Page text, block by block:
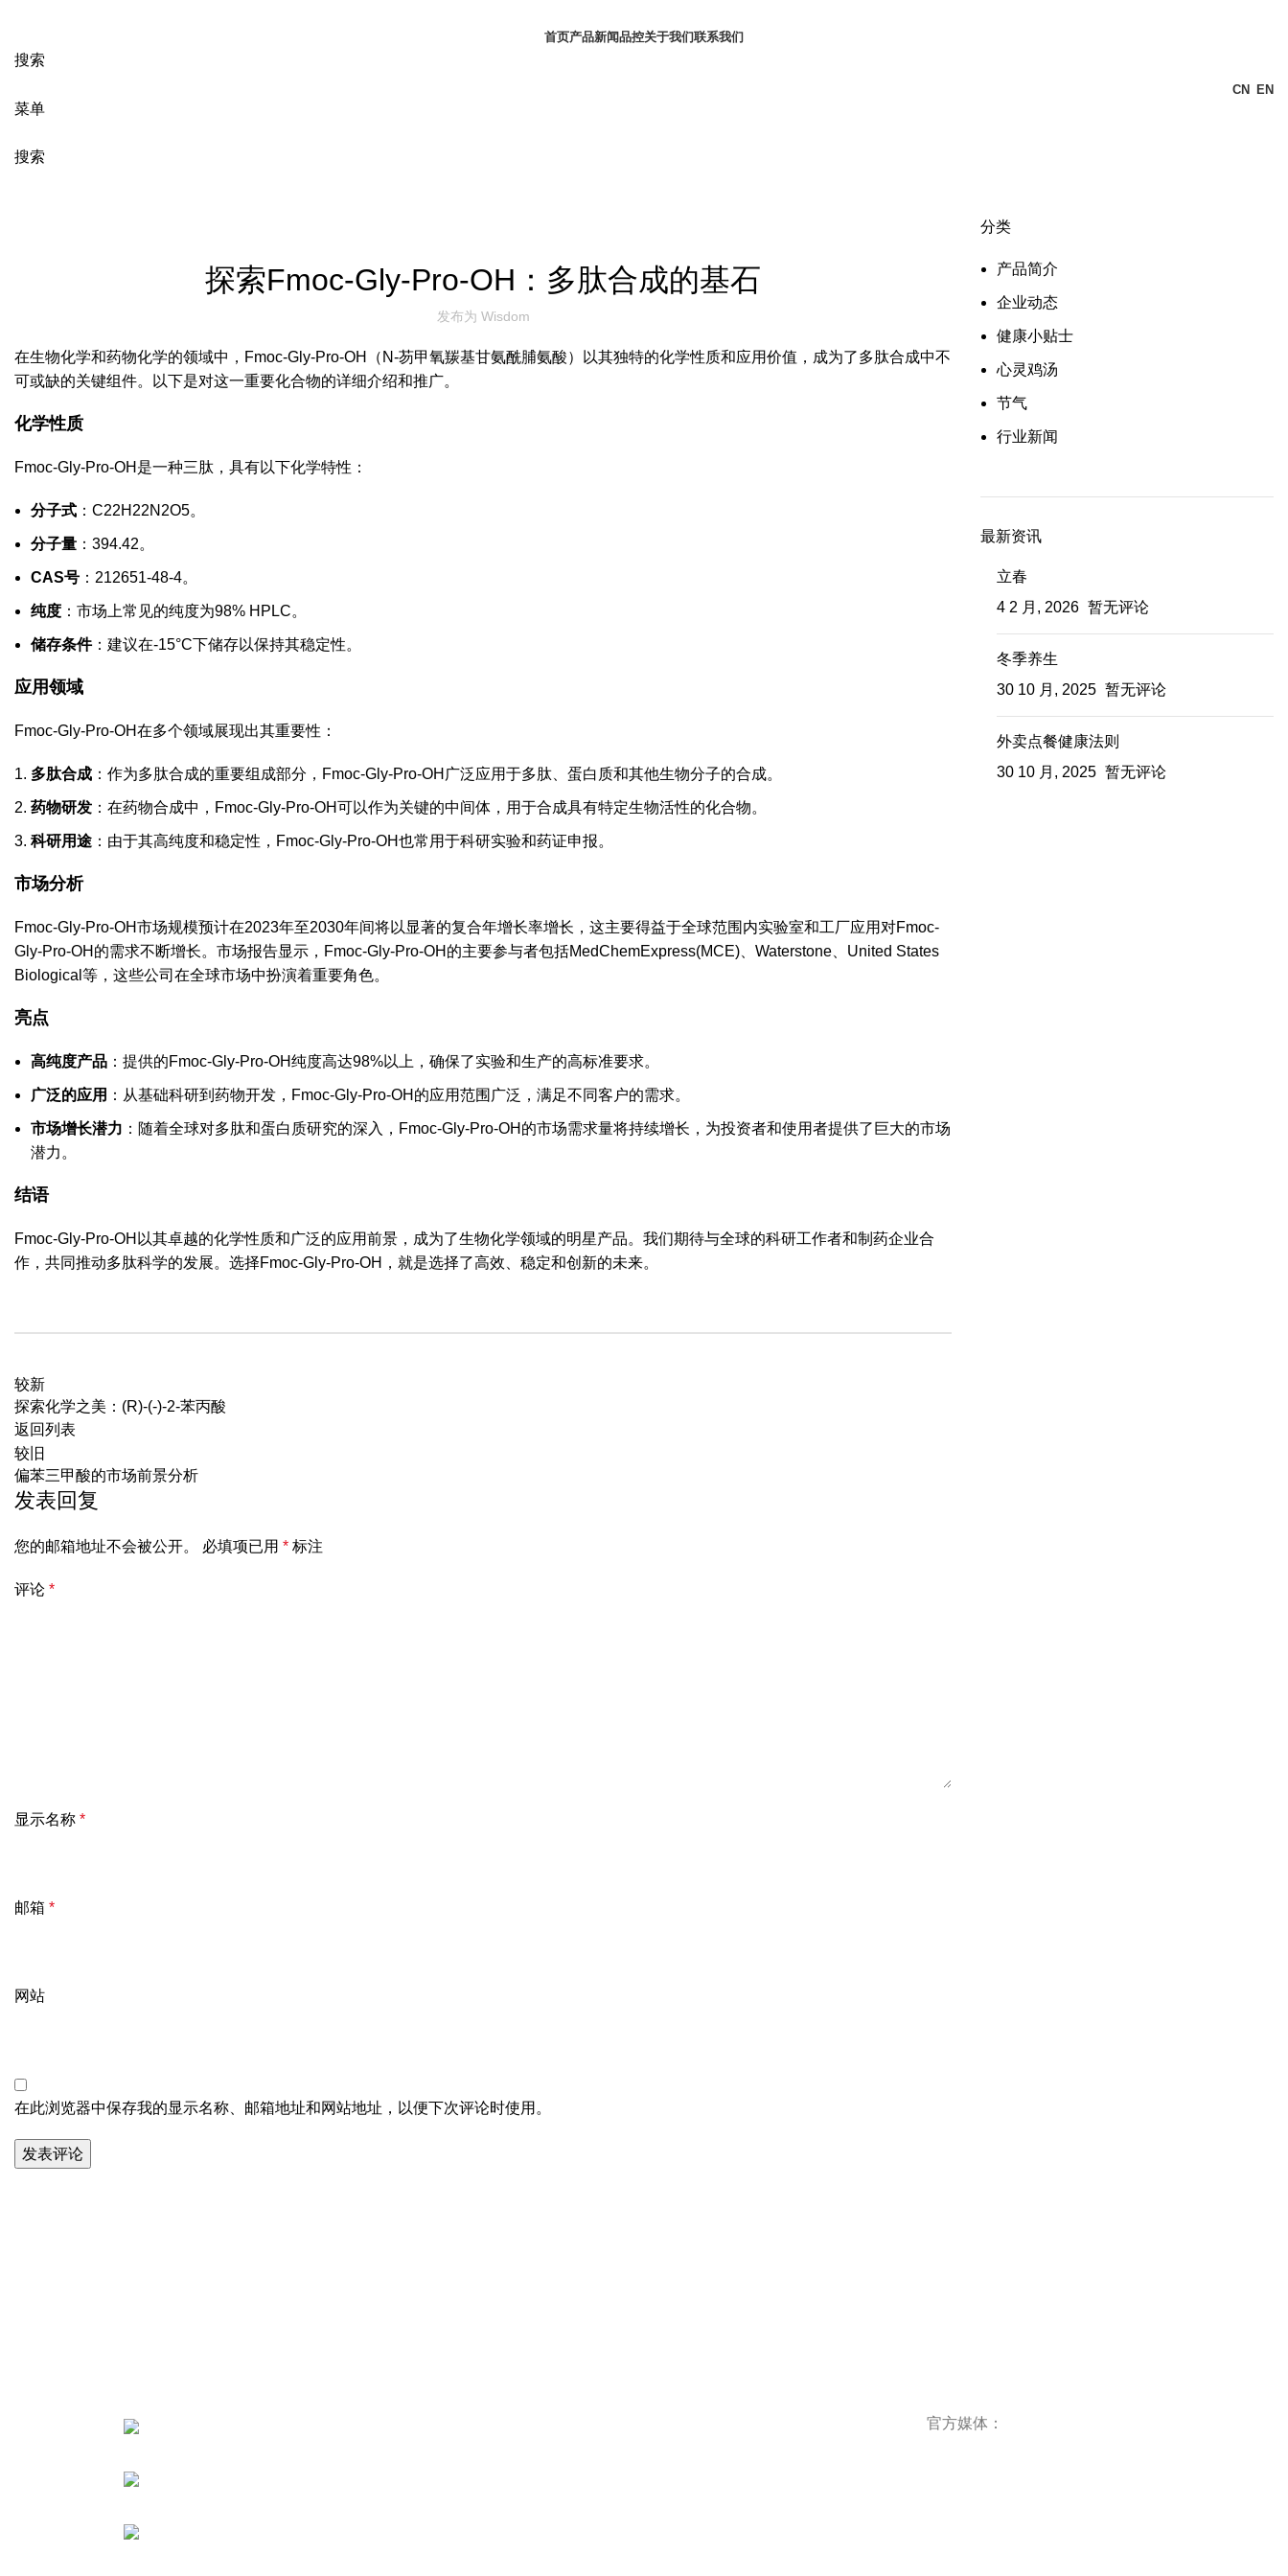
首页产品新闻品控关于我们联系我们
搜索
CN EN
菜单
搜索
探索Fmoc-Gly-Pro-OH：多肽合成的基石
发布为 Wisdom
在生物化学和药物化学的领域中，Fmoc-Gly-Pro-OH（N-芴甲氧羰基甘氨酰脯氨酸）以其独特的化学性质和应用价值，成为了多肽合成中不
可或缺的关键组件。以下是对这一重要化合物的详细介绍和推广。
化学性质
Fmoc-Gly-Pro-OH是一种三肽，具有以下化学特性：
分子式 ：C22H22N2O5。
分子量 ：394.42。
CAS号 ：212651-48-4。
纯度 ：市场上常见的纯度为98% HPLC。
储存条件：建议在-15°C下储存以保持其稳定性。
应用领域
Fmoc-Gly-Pro-OH在多个领域展现出其重要性：
多肽合成 ：作为多肽合成的重要组成部分，Fmoc-Gly-Pro-OH广泛应用于多肽、蛋白质和其他生物分子的合成。
药物研发 ：在药物合成中，Fmoc-Gly-Pro-OH可以作为关键的中间体，用于合成具有特定生物活性的化合物。
科研用途 ：由于其高纯度和稳定性，Fmoc-Gly-Pro-OH也常用于科研实验和药证申报。
市场分析
Fmoc-Gly-Pro-OH市场规模预计在2023年至2030年间将以显著的复合年增长率增长，这主要得益于全球范围内实验室和工厂应用对Fmoc-
Gly-Pro-OH的需求不断增长。市场报告显示，Fmoc-Gly-Pro-OH的主要参与者包括MedChemExpress(MCE)、Waterstone、United States
Biological等，这些公司在全球市场中扮演着重要角色。
亮点
高纯度产品 ：提供的Fmoc-Gly-Pro-OH纯度高达98%以上，确保了实验和生产的高标准要求。
广泛的应用 ：从基础科研到药物开发，Fmoc-Gly-Pro-OH的应用范围广泛，满足不同客户的需求。
市场增长潜力 ：随着全球对多肽和蛋白质研究的深入，Fmoc-Gly-Pro-OH的市场需求量将持续增长，为投资者和使用者提供了巨大的市场
潜力。
结语
Fmoc-Gly-Pro-OH以其卓越的化学性质和广泛的应用前景，成为了生物化学领域的明星产品。我们期待与全球的科研工作者和制药企业合
作，共同推动多肽科学的发展。选择Fmoc-Gly-Pro-OH，就是选择了高效、稳定和创新的未来。
较新
探索化学之美：(R)-(-)-2-苯丙酸
返回列表
较旧
偏苯三甲酸的市场前景分析
发表回复
您的邮箱地址不会被公开。 必填项已用 * 标注
评论 *
显示名称 *
邮箱 *
网站
在此浏览器中保存我的显示名称、邮箱地址和网站地址，以便下次评论时使用。
分类
产品简介
企业动态
健康小贴士
心灵鸡汤
节气
行业新闻
最新资讯
立春
4 2 月, 2026 暂无评论
冬季养生
30 10 月, 2025 暂无评论
外卖点餐健康法则
30 10 月, 2025 暂无评论
官方媒体：